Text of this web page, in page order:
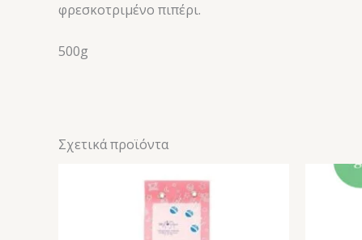
φρεσκοτριμένο πιπέρι.
500g
Σχετικά προϊόντα